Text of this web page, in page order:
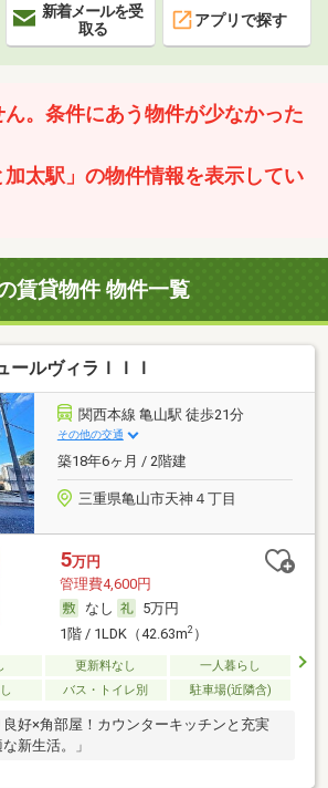
新着メールを受
取る
アプリで探す
。条件にあう物件が少なかった
太駅」の物件情報を表示してい
賃貸物件 物件一覧
ールヴィラＩＩＩ
関西本線 亀山駅 徒歩21分
その他の交通
築18年6ヶ月 / 2階建
三重県亀山市天神４丁目
5万円
管理費4,600円
なし
5万円
1階 / 1LDK（42.63m2）
更新料なし
一人暮らし
バス・トイレ別 駐車場(近隣含)
良好×角部屋！カウンターキッチンと充実
新生活。」